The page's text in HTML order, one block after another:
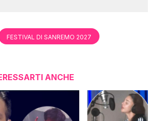
FESTIVAL DI SANREMO 2027
ANCHE